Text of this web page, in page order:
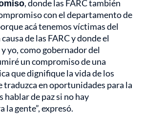
, donde las FARC también
con el departamento de
acá tenemos víctimas del
de las FARC y donde el
yo, como gobernador del
un compromiso de una
que dignifique la vida de los
traduzca en oportunidades para la
hablar de paz si no hay
gente”, expresó.